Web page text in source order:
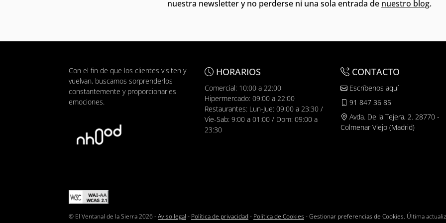
nuestra newsletter y no perderse ni una sola entrada de nuestro blog.
Con el fin de que los clientes visiten y
vuelvan, buscamos sorprenderlos
constantemente y proporcionarles
emociones.
HORARIOS
Comercial: 10:00 a 22:00
Hipermercado: 09:00 a 22:00
Restaurantes: Lun-Jue: 09:00 a 23:30 /
Vie-Sab: 9:00 a 01:00 / Dom: 09:00 a
23:30
CONTACTO
Escríbenos aquí
91 847 36 85
Avda. De la Tejera, 2. 28770 -
Colmenar Viejo (Madrid)
© El Ventanal de la Sierra 2026 -Aviso legal - Política de privacidad- Política de Cookies -Gestionar preferencias de Cookies. Última